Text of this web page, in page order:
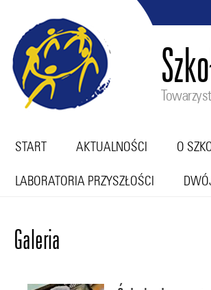
START AKTUALNOŚCI O
LABORATORIA PRZYSZŁOŚCI
Galeria